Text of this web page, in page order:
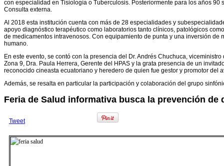
con especialidad en Tisiología o Tuberculosis. Posteriormente para los años
Consulta externa.
Al 2018 esta institución cuenta con más de 28 especialidades y
apoyo diagnóstico terapéutico como laboratorios tanto clínicos, patológicos
de medicamentos intravenosos. Con equipamiento de punta y una inversión
humano.
En este evento, se contó con la presencia del Dr. Andrés Chuchuca,
Zona 9, Dra. Paula Herrera, Gerente del HPAS y la grata presencia de un
reconocido cineasta ecuatoriano y heredero de quien fue gestor y promotor del
Además, se resalta en particular la participación y colaboración del grupo
Feria de Salud informativa busca la prevención de
Tweet